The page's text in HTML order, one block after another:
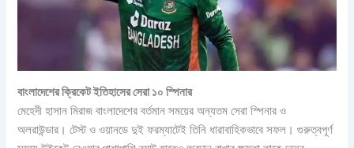
বাংলাদেশের ক্রিকেট ইতিহাসের সেরা ১০ স্পিনার
মেহেদী হাসান মিরাজ বাংলাদেশের বর্তমান সময়ের অন্যতম সেরা স্পিনার ও
অলরাউন্ডার। টেস্ট ও ওয়ানডে দুই ফরম্যাটেই তিনি ধারাবাহিকভাবে সফল। গুরুত্বপূর্ণ